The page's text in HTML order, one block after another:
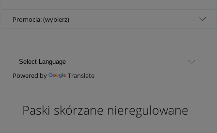
Promocja: (wybierz)
Powered by Translate
Paski skórzane nieregulowane